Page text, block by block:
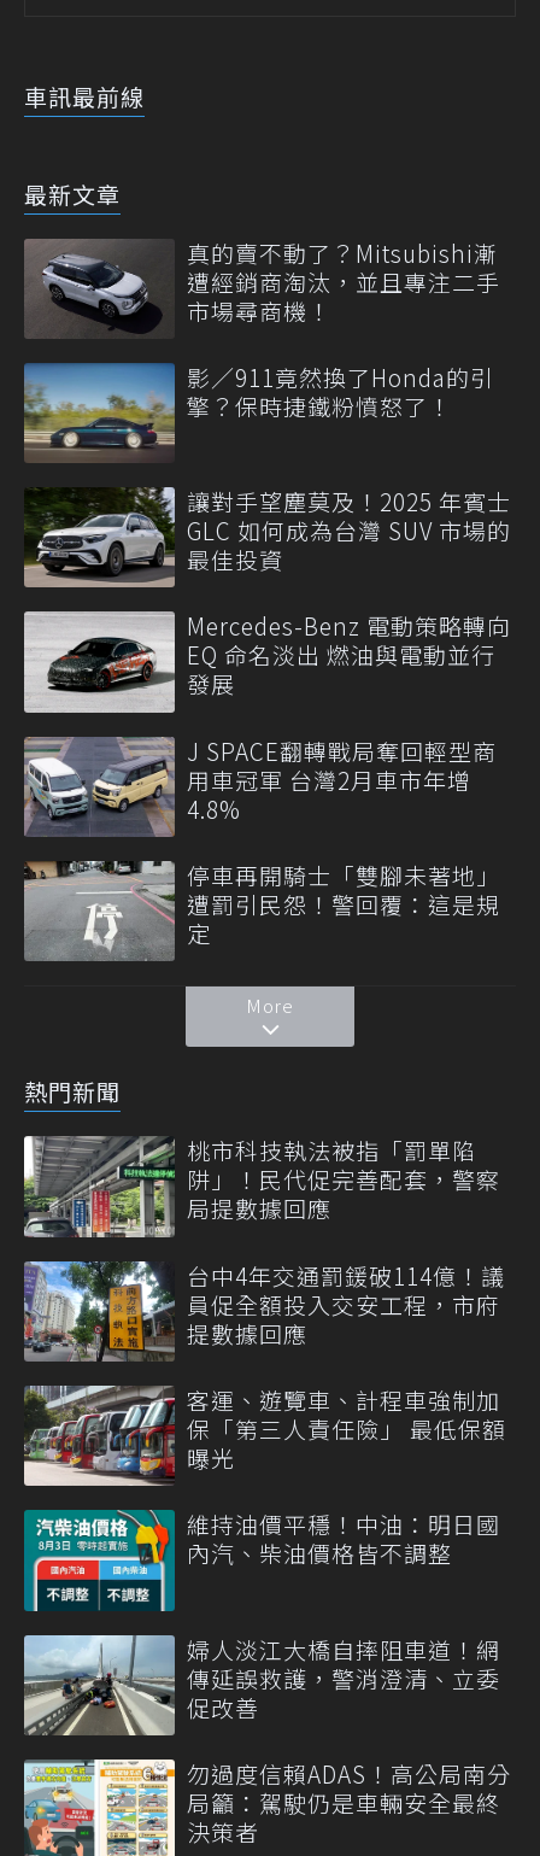
車訊最前線
最新文章
真的賣不動了？Mitsubishi漸
遭經銷商淘汰，並且專注二手
市場尋商機！
影／911竟然換了Honda的引
擎？保時捷鐵粉憤怒了！
讓對手望塵莫及！2025 年賓士
GLC 如何成為台灣 SUV 市場的
最佳投資
Mercedes-Benz 電動策略轉向
EQ 命名淡出 燃油與電動並行
發展
J SPACE翻轉戰局奪回輕型商
用車冠軍 台灣2月車市年增
4.8%
停車再開騎士「雙腳未著地」
遭罰引民怨！警回覆：這是規
定
More
熱門新聞
桃市科技執法被指「罰單陷
阱」！民代促完善配套，警察
局提數據回應
台中4年交通罰鍰破114億！議
員促全額投入交安工程，市府
提數據回應
客運、遊覽車、計程車強制加
保「第三人責任險」 最低保額
曝光
維持油價平穩！中油：明日國
內汽、柴油價格皆不調整
婦人淡江大橋自摔阻車道！網
傳延誤救護，警消澄清、立委
促改善
勿過度信賴ADAS！高公局南分
局籲：駕駛仍是車輛安全最終
決策者